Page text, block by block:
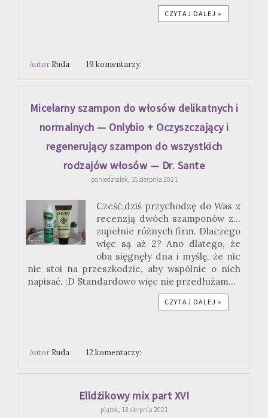
CZYTAJ DALEJ »
Autor Ruda 19 komentarzy:
Micelarny szampon do włosów delikatnych i
normalnych — Onlybio + Oczyszczający i
regenerujący szampon do wszystkich
rodzajów włosów — Dr. Sante
poniedziałek, 16 sierpnia 2021
Cześć,dziś przychodzę do Was z
recenzją dwóch szamponów z...
zupełnie różnych firm. Dlaczego
więc są aż 2? Ano dlatego, że
oba sięgnęły dna i myślę, że nic
nie stoi na przeszkodzie, aby wspólnie o nich
napisać. :D Standardowo więc nie przedłużam...
CZYTAJ DALEJ »
Autor Ruda 12 komentarzy:
Elldżikowy mix part XVI
piątek, 13 sierpnia 2021